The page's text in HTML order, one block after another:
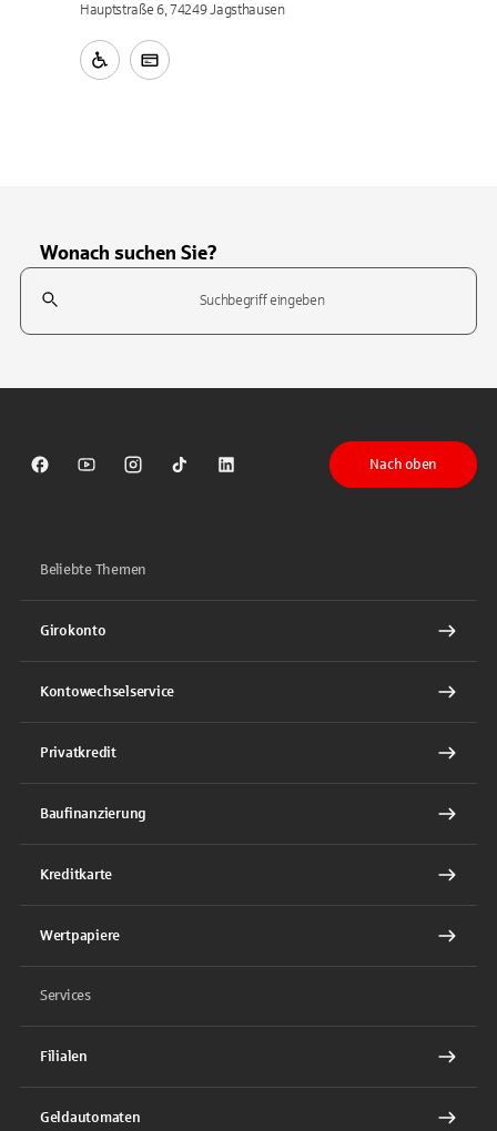
Hauptstraße 6, 74249 Jagsthausen
Wonach suchen Sie?
Suchfeld
Sparkasse auf Facebook
Sparkasse auf Youtube
Sparkasse auf Instagram
Sparkasse auf TikTok
Sparkasse auf LinkedIn
Nach oben
Beliebte Themen
Girokonto
Kontowechselservice
Privatkredit
Baufinanzierung
Kreditkarte
Wertpapiere
Services
Filialen
Geldautomaten